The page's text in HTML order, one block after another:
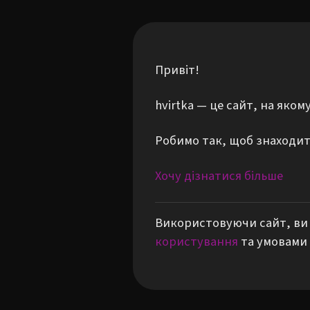
Привіт!
hvirtka — це сайт, на
Робимо так, щоб
Хочу дізнатися більше
Використовуючи сайт,
користування та умовами